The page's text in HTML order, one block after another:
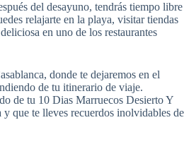
del desayuno, tendrás tiempo libre
relajarte en la playa, visitar tiendas
en uno de los restaurantes
donde te dejaremos en el
de tu itinerario de viaje.
de tu 10 Dias Marruecos Desierto Y
y que te lleves recuerdos inolvidables de